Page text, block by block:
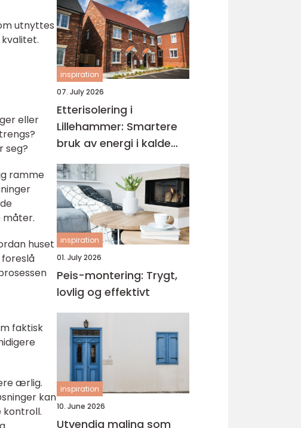
utnyttes
eller
seg?
ramme
måter.
huset
faktisk
ærlig.
kan
kontroll.
inspiration
07. July 2026
Etterisolering i
Lillehammer: Smartere
bruk av energi i kalde
vintre
inspiration
01. July 2026
Peis-montering: Trygt,
lovlig og effektivt
inspiration
10. June 2026
Utvendig maling som